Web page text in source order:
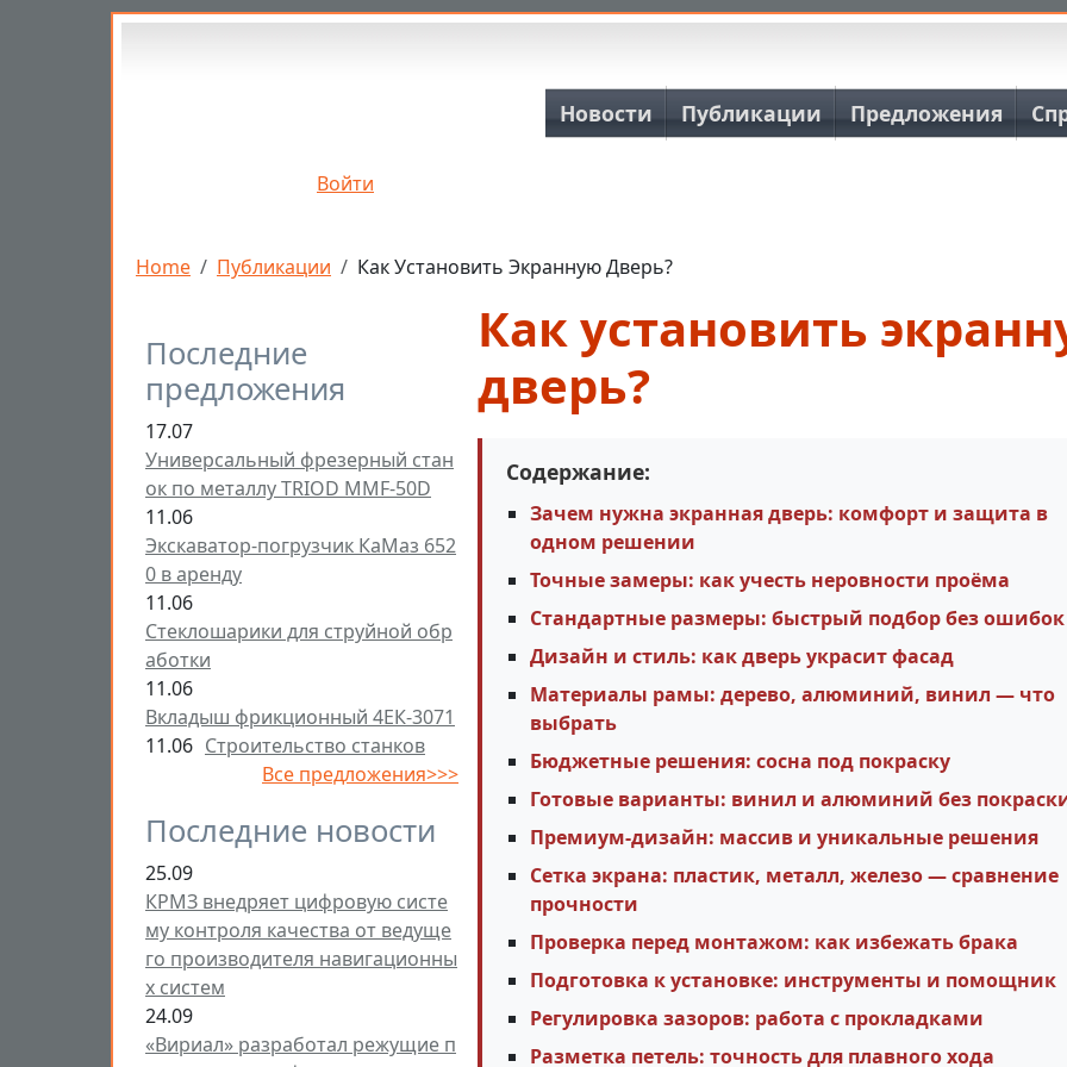
Перейти к основному содержанию
Войти
Основная навигация
Новости Публикации Предложения
Строка навигации
Home Публикации Как Установить Экранную Дверь?
Последние
предложения
17.07
Универсальный фрезерный стан
ок по металлу TRIOD MMF-50D
11.06
Экскаватор-погрузчик КаМаз 652
0 в аренду
11.06
Стеклошарики для струйной обр
аботки
11.06
Вкладыш фрикционный 4ЕК-3071
11.06 Строительство станков
Все предложения>>>
Последние новости
25.09
КРМЗ внедряет цифровую систе
му контроля качества от ведуще
го производителя навигационны
х систем
24.09
«Вириал» разработал режущие п
Как установить
дверь?
Содержание:
Зачем нужна экранная дверь: комфорт и защита в
одном решении
Точные замеры: как учесть неровности проёма
Стандартные размеры: быстрый подбор без ошибок
Дизайн и стиль: как дверь украсит фасад
Материалы рамы: дерево, алюминий, винил — что
выбрать
Бюджетные решения: сосна под покраску
Готовые варианты: винил и алюминий без
Премиум-дизайн: массив и уникальные решения
Сетка экрана: пластик, металл, железо — сравнение
прочности
Проверка перед монтажом: как избежать брака
Подготовка к установке: инструменты и помощник
Регулировка зазоров: работа с прокладками
Разметка петель: точность для плавного хода